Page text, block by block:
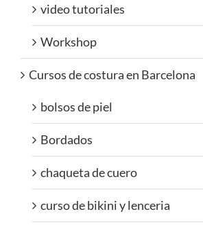
video tutoriales
Workshop
Cursos de costura en Barcelona
bolsos de piel
Bordados
chaqueta de cuero
curso de bikini y lenceria